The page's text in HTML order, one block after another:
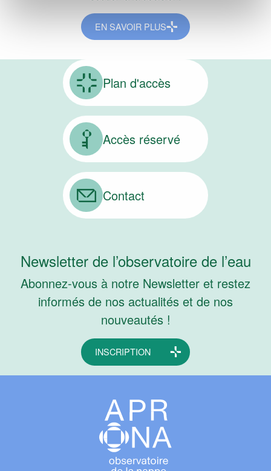
EN SAVOIR PLUS
Plan d'accès
Accès réservé
Contact
Newsletter de l’observatoire de l’eau
Abonnez-vous à notre Newsletter et restez
informés de nos actualités et de nos
nouveautés !
INSCRIPTION